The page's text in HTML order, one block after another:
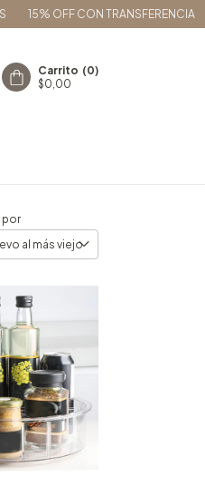
OFF CON TRANSFERENCIA 3
Carrito (0)
$0,00
por